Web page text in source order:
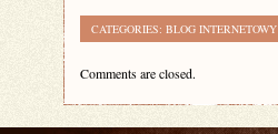
CATEGORIES: BLOG INTERNETOWY
Comments are closed.